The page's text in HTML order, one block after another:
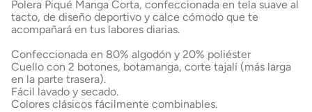
Polera Piqué Manga Corta, confeccionada en tela suave al
tacto, de diseño deportivo y calce cómodo que te
acompañará en tus labores diarias.
Confeccionada en 80% algodón y 20% poliéster
Cuello con 2 botones, botamanga, corte tajalí (más larga
en la parte trasera).
Fácil lavado y secado.
Colores clásicos fácilmente combinables.